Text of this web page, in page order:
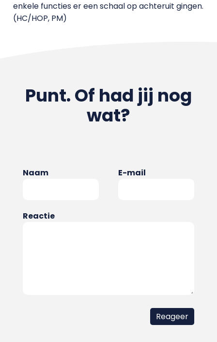
enkele functies er een schaal op achteruit gingen.
(HC/HOP, PM)
Punt. Of had jij nog
wat?
Naam E-mail
Reactie